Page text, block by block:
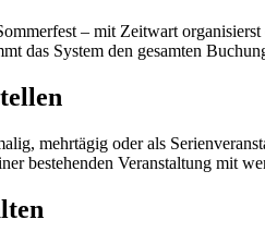
– mit Zeitwart
das System den gesamten
mehrtägig oder als
bestehenden Veranstaltung mit